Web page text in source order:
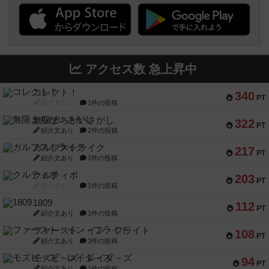
アクセス数 急上昇中
340 PT
コレクト！
1件の投稿
322 PT
無限まちがいさがし
紹介文あり 2件の投稿
217 PT
ガルフストライク
紹介文あり 1件の投稿
203 PT
クルティボ
1件の投稿
112 PT
1809
紹介文あり 1件の投稿
108 PT
ファースト・イン・フライト
紹介文あり 3件の投稿
94 PT
モズビ－ズ・レイダ－ズ